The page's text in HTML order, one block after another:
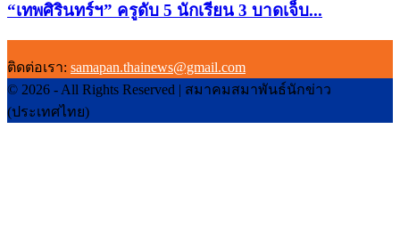
“เทพศิรินทร์ฯ” ครูดับ 5 นักเรียน 3 บาดเจ็บ...
ติดต่อเรา: samapan.thainews@gmail.com
© 2026 - All Rights Reserved | สมาคมสมาพันธ์นักข่าว
(ประเทศไทย)